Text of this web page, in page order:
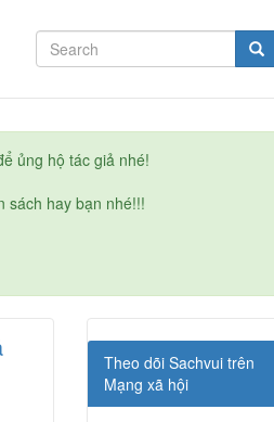
ủng hộ tác giả nhé!
sách hay bạn nhé!!!
Theo dõi Sachvui trên
Mạng xã hội